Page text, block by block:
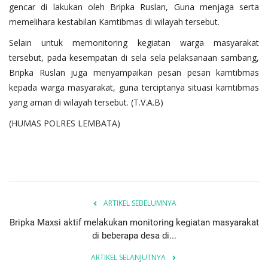
gencar di lakukan oleh Bripka Ruslan, Guna menjaga serta
memelihara kestabilan Kamtibmas di wilayah tersebut.
Selain untuk memonitoring kegiatan warga masyarakat
tersebut, pada kesempatan di sela sela pelaksanaan sambang,
Bripka Ruslan juga menyampaikan pesan pesan kamtibmas
kepada warga masyarakat, guna terciptanya situasi kamtibmas
yang aman di wilayah tersebut. (T.V.A.B)
(HUMAS POLRES LEMBATA)
ARTIKEL SEBELUMNYA
Bripka Maxsi aktif melakukan monitoring kegiatan masyarakat
di beberapa desa di...
ARTIKEL SELANJUTNYA